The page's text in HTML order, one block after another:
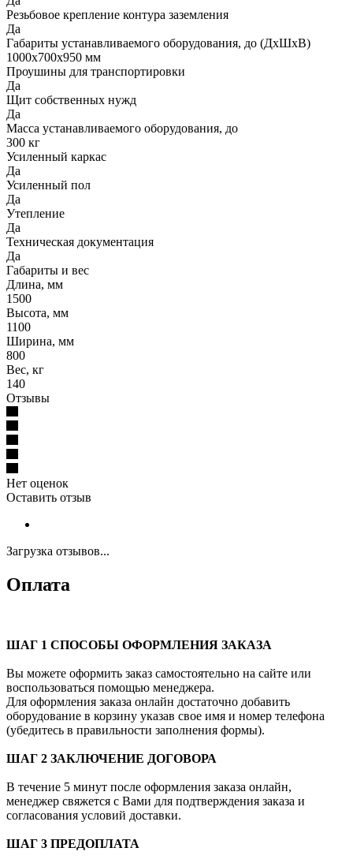
Резьбовое крепление контура заземления
Да
Габариты устанавливаемого оборудования, до (ДхШхВ)
1000x700x950 мм
Проушины для транспортировки
Да
Щит собственных нужд
Да
Масса устанавливаемого оборудования, до
300 кг
Усиленный каркас
Да
Усиленный пол
Да
Утепление
Да
Техническая документация
Да
Габариты и вес
Длина, мм
1500
Высота, мм
1100
Ширина, мм
800
Вес, кг
140
Отзывы
Нет оценок
Оставить отзыв
Загрузка отзывов...
Оплата
ШАГ 1 СПОСОБЫ ОФОРМЛЕНИЯ ЗАКАЗА
Вы можете оформить заказ самостоятельно на сайте или
воспользоваться помощью менеджера.
Для оформления заказа онлайн достаточно добавить
оборудование в корзину указав свое имя и номер телефона
(убедитесь в правильности заполнения формы).
ШАГ 2 ЗАКЛЮЧЕНИЕ ДОГОВОРА
В течение 5 минут после оформления заказа онлайн,
менеджер свяжется с Вами для подтверждения заказа и
согласования условий доставки.
ШАГ 3 ПРЕДОПЛАТА